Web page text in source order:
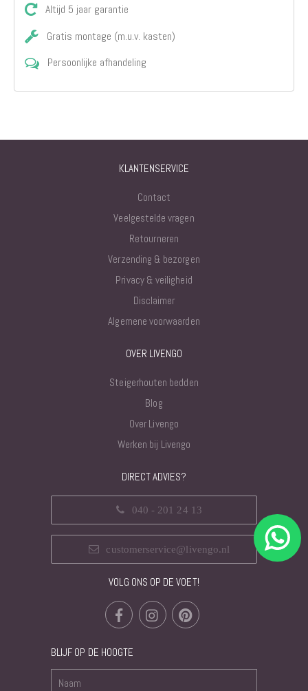
Altijd 5 jaar garantie
Gratis montage (m.u.v. kasten)
Persoonlijke afhandeling
KLANTENSERVICE
Contact
Veelgestelde vragen
Retourneren
Verzending & bezorgen
Privacy & veiligheid
Disclaimer
Algemene voorwaarden
OVER LIVENGO
Steigerhouten bedden
Blog
Over Livengo
Werken bij Livengo
DIRECT ADVIES?
040 - 201 24 13
customerservice@livengo.nl
VOLG ONS OP DE VOET!
BLIJF OP DE HOOGTE